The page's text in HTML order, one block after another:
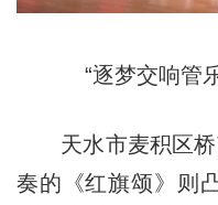
“逐梦交响管
天水市麦积区桥
奏的《红旗颂》则